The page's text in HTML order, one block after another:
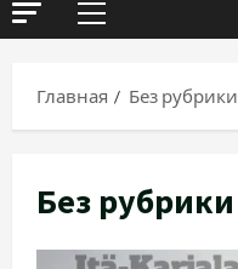
Главная Без рубрики
Без рубрики